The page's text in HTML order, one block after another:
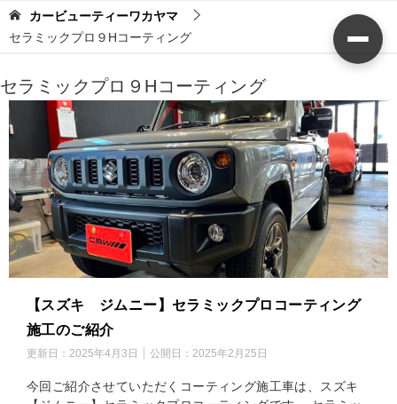
カービューティーワカヤマ
セラミックプロ９Hコーティング
セラミックプロ９Hコーティング
【スズキ ジムニー】セラミックプロコーティング
施工のご紹介
更新日： 2025年4月3日 公開日： 2025年2月25日
今回ご紹介させていただくコーティング施工車は、スズキ